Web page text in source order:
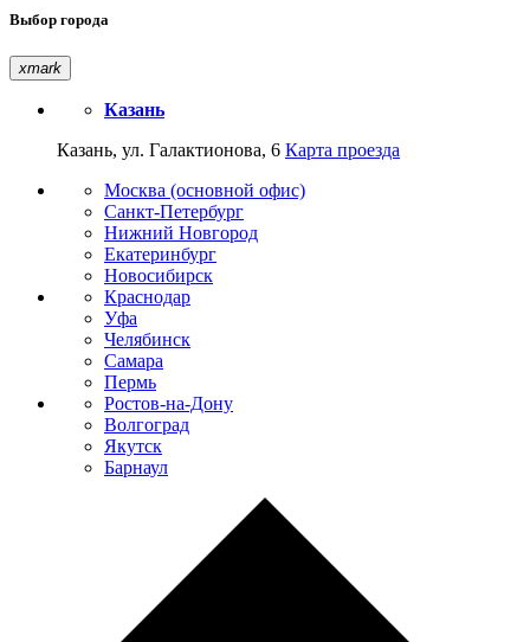
Выбор города
xmark
Казань
Казань, ул. Галактионова, 6 Карта проезда
Москва (основной офис)
Санкт-Петербург
Нижний Новгород
Екатеринбург
Новосибирск
Краснодар
Уфа
Челябинск
Самара
Пермь
Ростов-на-Дону
Волгоград
Якутск
Барнаул